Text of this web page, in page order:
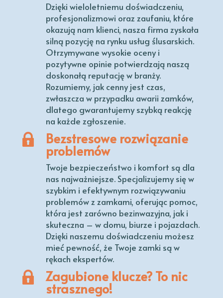
Dzięki wieloletniemu doświadczeniu,
profesjonalizmowi oraz zaufaniu, które
okazują nam klienci, nasza firma zyskała
silną pozycję na rynku usług ślusarskich.
Otrzymywane wysokie oceny i
pozytywne opinie potwierdzają naszą
doskonałą reputację w branży.
Rozumiemy, jak cenny jest czas,
zwłaszcza w przypadku awarii zamków,
dlatego gwarantujemy szybką reakcję
na każde zgłoszenie.
Bezstresowe rozwiązanie
problemów
Twoje bezpieczeństwo i komfort są dla
nas najważniejsze. Specjalizujemy się w
szybkim i efektywnym rozwiązywaniu
problemów z zamkami, oferując pomoc,
która jest zarówno bezinwazyjna, jak i
skuteczna – w domu, biurze i pojazdach.
Dzięki naszemu doświadczeniu możesz
mieć pewność, że Twoje zamki są w
rękach ekspertów.
Zagubione klucze? To nic
strasznego!